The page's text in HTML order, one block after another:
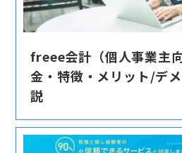
freee会計（個人事業主
金・特徴・メリット/デ
説